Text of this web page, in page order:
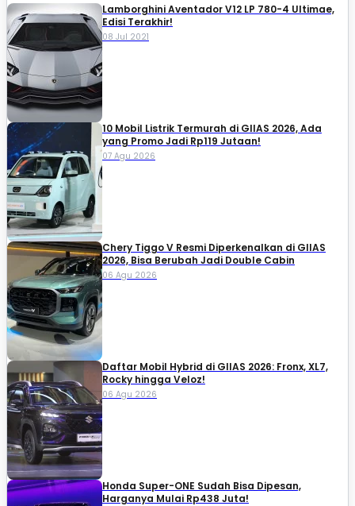
Lamborghini Aventador V12 LP 780-4 Ultimae,
Edisi Terakhir!
08 Jul 2021
10 Mobil Listrik Termurah di GIIAS 2026, Ada
yang Promo Jadi Rp119 Jutaan!
07 Agu 2026
Chery Tiggo V Resmi Diperkenalkan di GIIAS
2026, Bisa Berubah Jadi Double Cabin
06 Agu 2026
Daftar Mobil Hybrid di GIIAS 2026: Fronx, XL7,
Rocky hingga Veloz!
06 Agu 2026
Honda Super-ONE Sudah Bisa Dipesan,
Harganya Mulai Rp438 Juta!